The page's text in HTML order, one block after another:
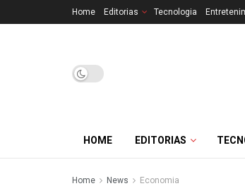
Home Editorias Tecnologia
HOME EDITORIAS
Home News Economia